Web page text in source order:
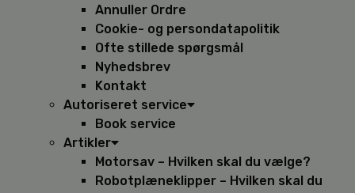
Annuller Ordre
Cookie- og persondatapolitik
Ofte stillede spørgsmål
Nyhedsbrev
Kontakt
Autoriseret service
Book service
Artikler
Motorsav – Hvilken skal du vælge?
Robotplæneklipper – Hvilken skal du